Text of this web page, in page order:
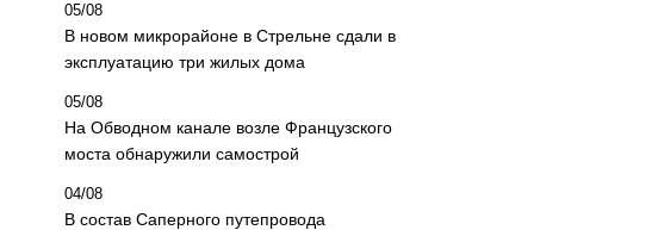
05/08
В новом микрорайоне в Стрельне сдали в
эксплуатацию три жилых дома
05/08
На Обводном канале возле Французского
моста обнаружили самострой
04/08
В состав Саперного путепровода